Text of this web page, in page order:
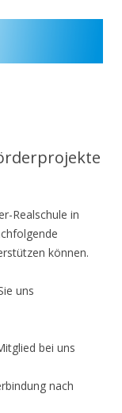
Realschule in
können.
uns
bei uns
nach